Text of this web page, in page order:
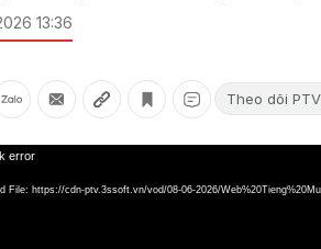
13:36
Theo dõi
error
File: https://cdn-ptv.3ssoft.vn/vod/08-06-2026/